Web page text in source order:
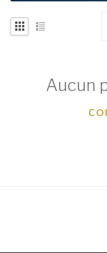
Aucun